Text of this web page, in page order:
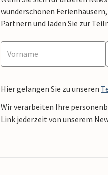
wunderschönen
Partnern und laden Sie zur
Hier gelangen Sie zu unseren
Wir verarbeiten Ihre
Link jederzeit von unserem